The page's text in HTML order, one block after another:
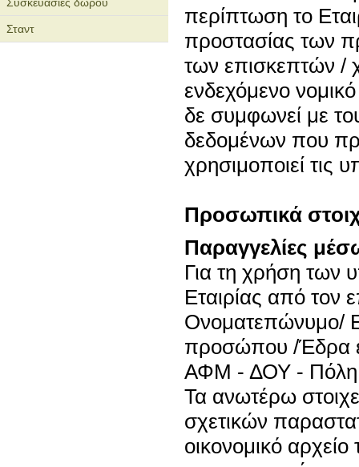
Σταντ
περίπτωση το
προστασίας των
των επισκεπτών /
ενδεχόμενο
δε συμφωνεί με
δεδομένων που
χρησιμοποιεί τις
Προσωπικά
Παραγγελίες
Για τη χρήση των
Εταιρίας από τον
Ονοματεπώνυμο/
προσώπου /Έδρα
ΑΦΜ - ΔΟΥ - Πόλη -
Τα ανωτέρω
σχετικών
οικονομικό